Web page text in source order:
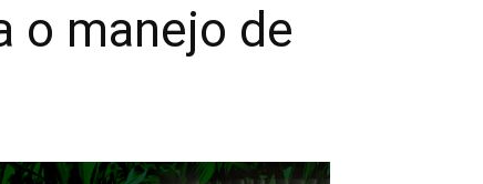
o manejo de